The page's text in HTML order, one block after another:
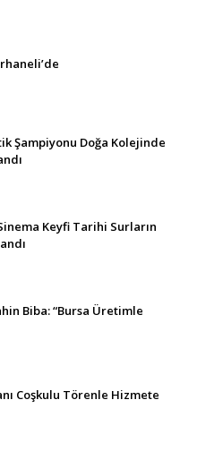
Şampiyonu Doğa Kolejinde
Keyfi Tarihi Surların
Biba: “Bursa Üretimle
Coşkulu Törenle Hizmete